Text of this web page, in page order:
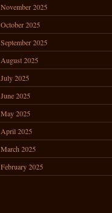
November 2025
October 2025
September 2025
August 2025
July 2025
June 2025
May 2025
April 2025
March 2025
February 2025